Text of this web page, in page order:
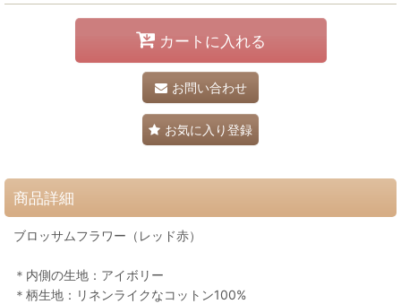
カートに入れる
お問い合わせ
お気に入り登録
商品詳細
ブロッサムフラワー（レッド赤）
＊内側の生地：アイボリー
＊柄生地：リネンライクなコットン100%